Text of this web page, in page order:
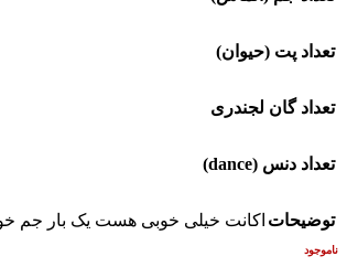
تعداد پت (حیوان)
تعداد گان لجندری
تعداد دنس (dance)
توضیحات اکانت خیلی خوبی هست یک بار جم
ناموجود